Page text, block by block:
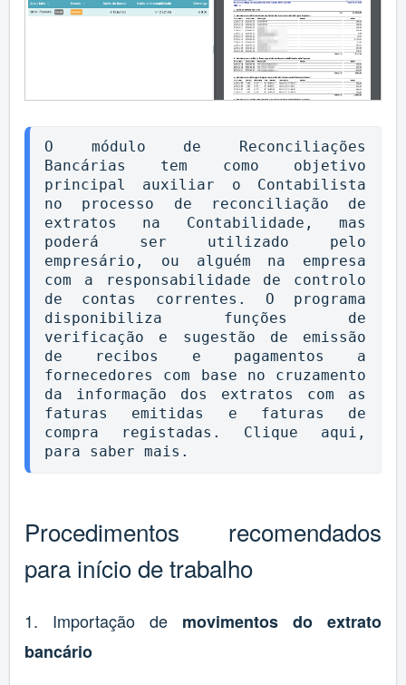
O módulo de Reconciliações
Bancárias tem como objetivo
principal auxiliar o Contabilista
no processo de reconciliação de
extratos na Contabilidade, mas
poderá ser utilizado pelo
empresário, ou alguém na empresa
com a responsabilidade de controlo
de contas correntes. O programa
disponibiliza funções de
verificação e sugestão de emissão
de recibos e pagamentos a
fornecedores com base no cruzamento
da informação dos extratos com as
faturas emitidas e faturas de
compra registadas. Clique aqui ,
para saber mais.
Procedimentos recomendados
para início de trabalho
1. Importação de movimentos do extrato
bancário